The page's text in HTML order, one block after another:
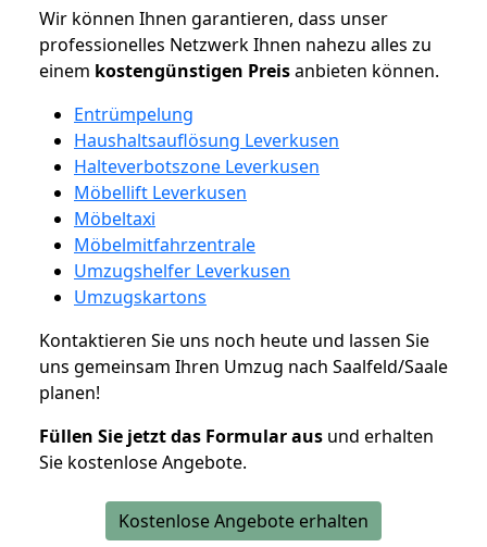
Wir können Ihnen garantieren, dass unser
professionelles Netzwerk Ihnen nahezu alles zu
einem kostengünstigen Preisanbieten können.
Entrümpelung
Haushaltsauflösung Leverkusen
Halteverbotszone Leverkusen
Möbellift Leverkusen
Möbeltaxi
Möbelmitfahrzentrale
Umzugshelfer Leverkusen
Umzugskartons
Kontaktieren Sie uns noch heute und lassen Sie
uns gemeinsam Ihren Umzug nach Saalfeld/Saale
planen!
Füllen Sie jetzt das Formular aus und erhalten
Sie kostenlose Angebote.
Kostenlose Angebote erhalten